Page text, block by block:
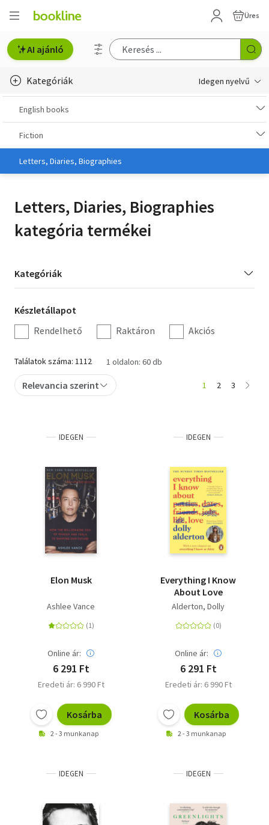
Üres
AI ajánló
Kategóriák Idegen nyelvű
e-Könyv, audio
e-könyv-olvasók
English books
Libros en español
Livres francais
Orosz könyvek
Audio books
Hörbücher
Audiolibros
Livres audio
Pocket Books
Taschenbücher
Libros de bolsillo
Livre de poche
Olasz zsebkönyvek
Calendar
Kalender
Ajándékutalványok
Adomány
English books
Fiction
Letters, Diaries, Biographies
Letters, Diaries, Biographies
kategória termékei
Kategória
szűrés
Kategóriák
Készletállapot
szűrés
Készletállapot
Rendelhető
Raktáron Akciós
Találatok száma: 1112 1 oldalon: 60 db
Relevancia szerint 1 2 3
IDEGEN
Elon Musk
Ashlee Vance
Online ár:
6 291 Ft
Eredeti ár: 6 990 Ft
Kosárba
2 - 3 munkanap
IDEGEN
Everything I Know
About Love
Alderton, Dolly
Online ár:
6 291 Ft
Eredeti ár: 6 990 Ft
Kosárba
2 - 3 munkanap
IDEGEN IDEGEN